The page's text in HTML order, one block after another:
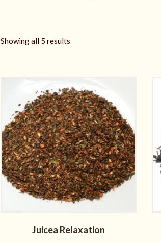
Showing all 5 results
Juicea Relaxation